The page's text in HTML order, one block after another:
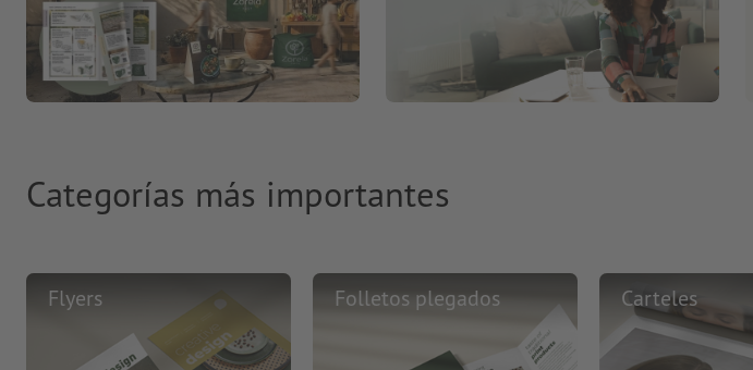
Categorías más importantes
Flyers Folletos plegados Carteles